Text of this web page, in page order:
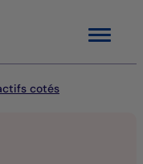
Menu
cotés